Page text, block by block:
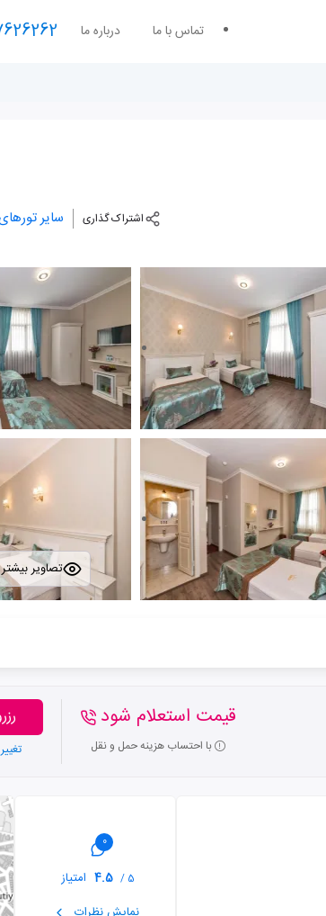
تماس با ما درباره ما
اشتراک گذاری سایر
تصاویر بیشتر
قیمت استعلام شود
با احتساب هزینه حمل و نقل
0
5 /
4.5 امتیاز